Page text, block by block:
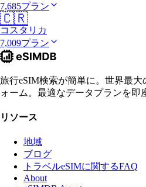
7,685プラン
🇨🇷
コスタリカ
7,009プラン
旅行eSIM検索が簡単に。世界最大
ォーム。最適なデータプランを即
リソース
地域
ブログ
トラベルeSIMに関するFAQ
About